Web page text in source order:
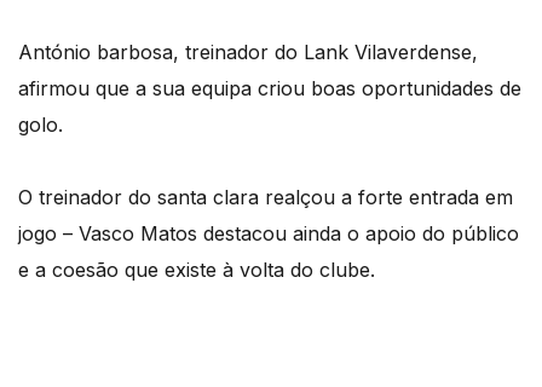
António barbosa, treinador do Lank Vilaverdense,
afirmou que a sua equipa criou boas oportunidades de
golo.
O treinador do santa clara realçou a forte entrada em
jogo – Vasco Matos destacou ainda o apoio do público
e a coesão que existe à volta do clube.